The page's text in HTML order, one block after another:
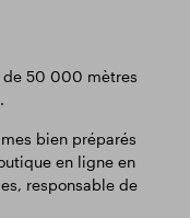
de 50 000 mètres
bien préparés
en ligne en
responsable de